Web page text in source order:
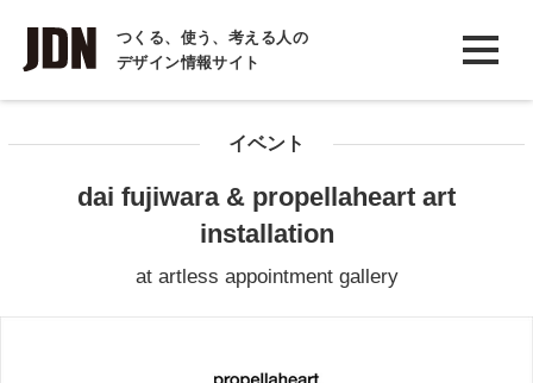
つくる、使う、考える人の
デザイン情報サイト
INTERVIEW
インタビュー
イベント
dai fujiwara & propellaheart art
installation
at artless appointment gallery